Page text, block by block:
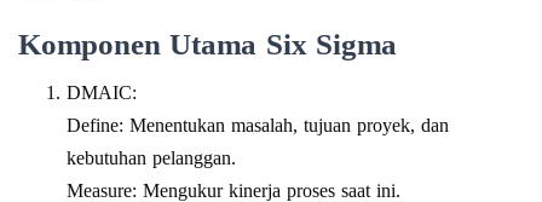
Komponen Utama Six Sigma
DMAIC:
Define: Menentukan masalah, tujuan proyek, dan
kebutuhan pelanggan.
Measure: Mengukur kinerja proses saat ini.